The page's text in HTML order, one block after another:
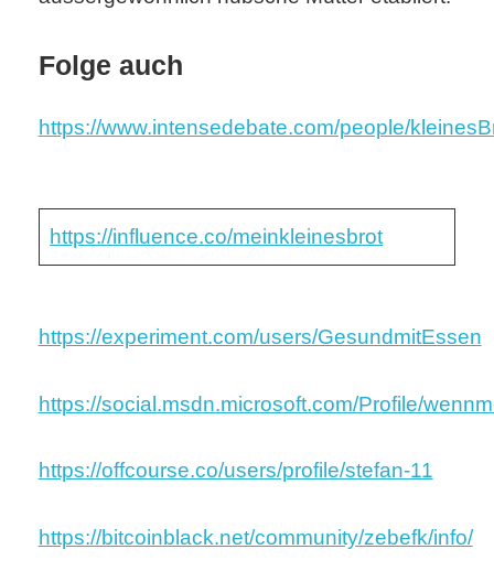
Folge auch
https://www.intensedebate.com/people/
https://influence.co/meinkleinesbrot
https://experiment.com/users/GesundmitEssen
https://social.msdn.microsoft.com/Profile/
https://offcourse.co/users/profile/stefan-11
https://bitcoinblack.net/community/zebefk/info/